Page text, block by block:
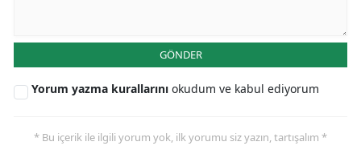
GÖNDER
Yorum yazma kurallarını okudum ve kabul ediyorum
* Bu içerik ile ilgili yorum yok, ilk yorumu siz yazın, tartışalım *